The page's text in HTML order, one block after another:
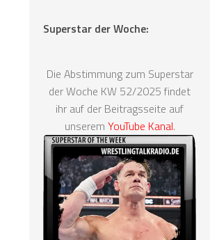
Superstar der Woche:
Die Abstimmung zum Superstar
der Woche KW 52/2025 findet
ihr auf der Beitragsseite auf
unserem YouTube Kanal.